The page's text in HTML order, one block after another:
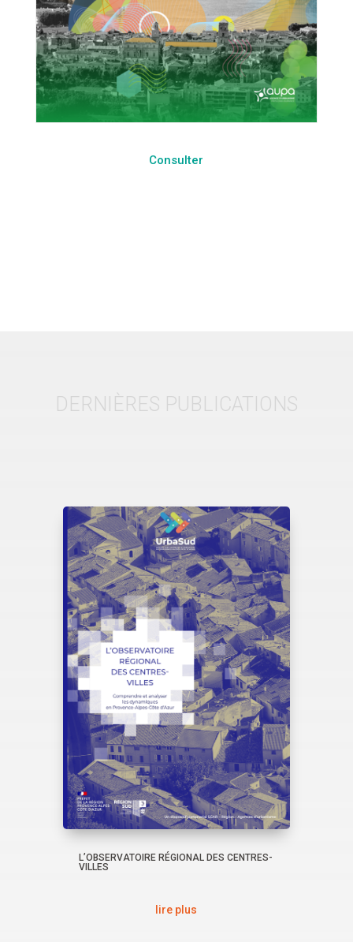
Consulter
DERNIÈRES PUBLICATIONS
L’OBSERVATOIRE RÉGIONAL DES CENTRES-
VILLES
lire plus